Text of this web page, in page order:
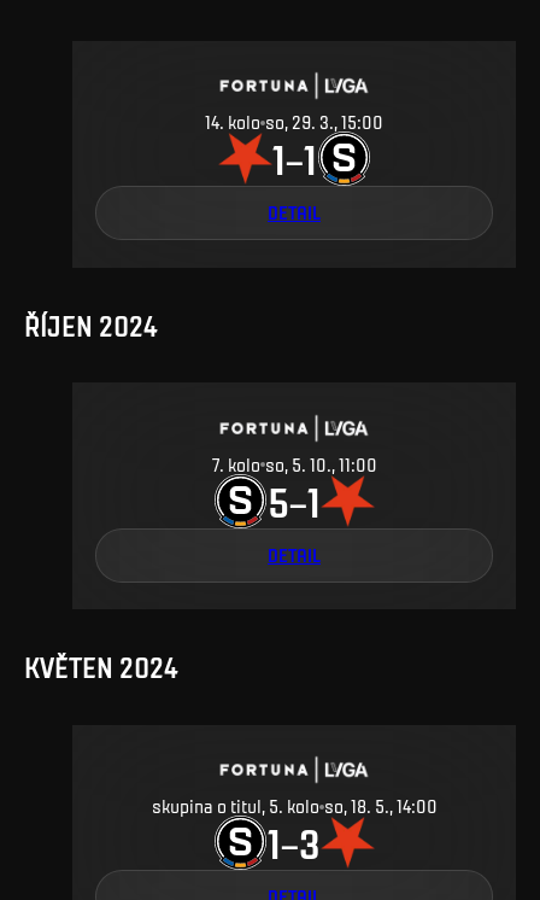
14. kolo so, 29. 3., 15:00
1–1
DETAIL
ŘÍJEN 2024
7. kolo so, 5. 10., 11:00
5–1
DETAIL
KVĚTEN 2024
skupina o titul, 5. kolo so, 18. 5., 14:00
1–3